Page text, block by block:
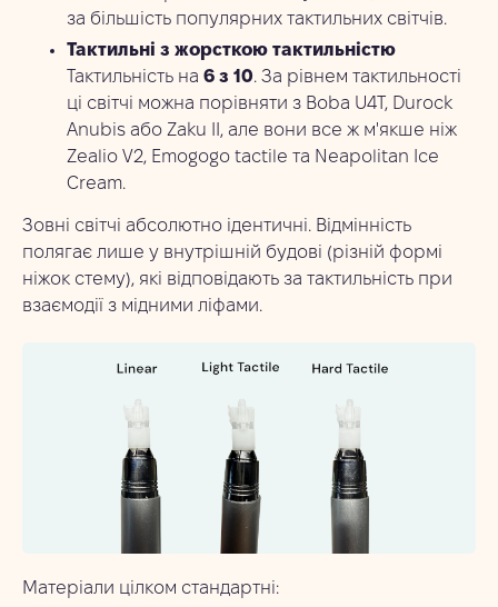
за більшість популярних тактильних світчів.
Тактильні з жорсткою тактильністю
Тактильність на 6 з 10. За рівнем тактильності
ці світчі можна порівняти з Boba U4T, Durock
Anubis або Zaku II, але вони все ж м'якше ніж
Zealio V2, Emogogo tactile та Neapolitan Ice
Cream.
Зовні світчі абсолютно ідентичні. Відмінність
полягає лише у внутрішній будові (різній формі
ніжок стему), які відповідають за тактильність при
взаємодії з мідними ліфами.
Матеріали цілком стандартні: